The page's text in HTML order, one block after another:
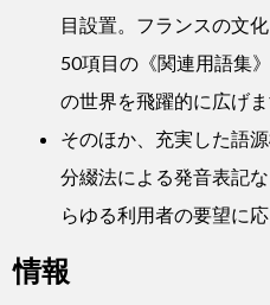
目設置。フランスの文
50項目の《関連用語集
の世界を飛躍的に広げま
そのほか、充実した語
分綴法による発音表記
らゆる利用者の要望に応
情報